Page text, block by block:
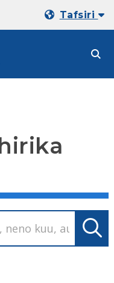
Tafsiri